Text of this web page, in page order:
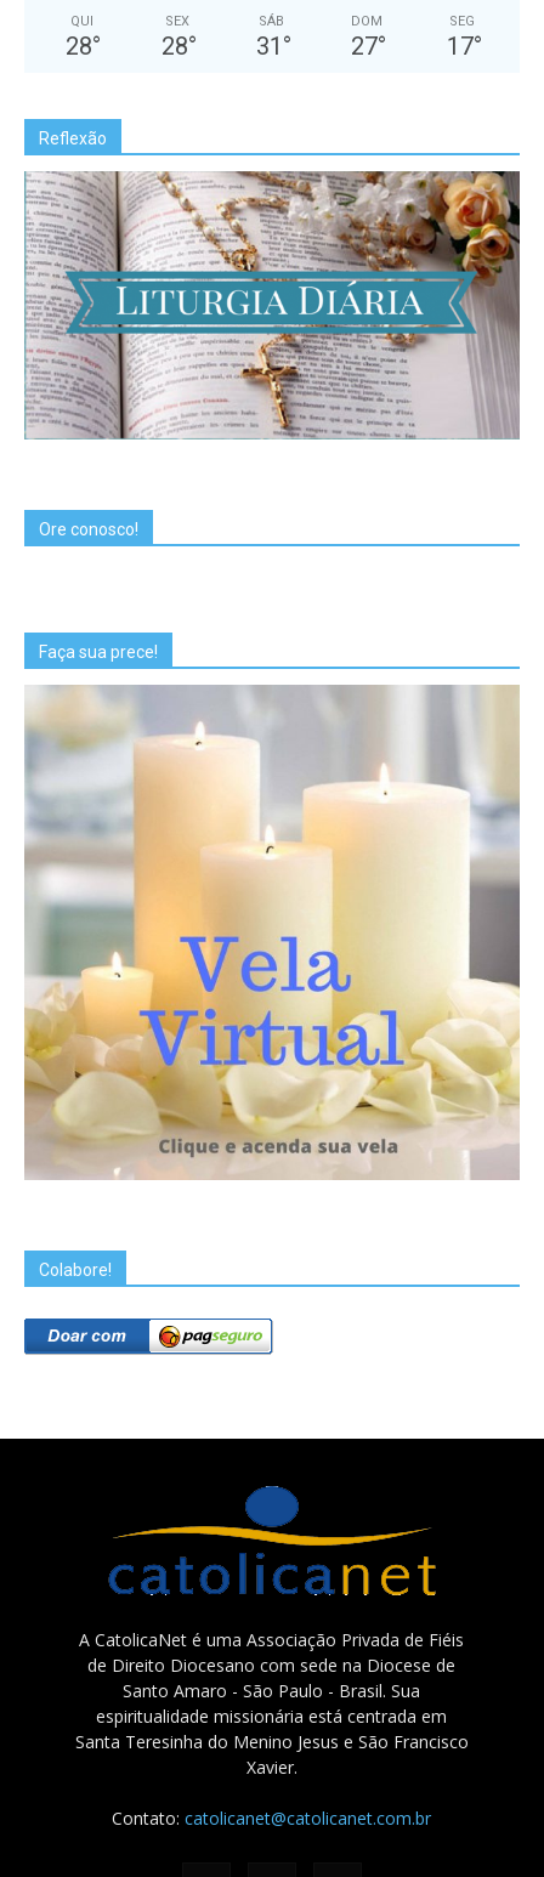
QUI
28°
SEX
28°
SÁB
31 °
DOM
27°
SEG
17°
Reflexão
Ore conosco!
Faça sua prece!
Colabore!
A CatolicaNet é uma Associação Privada de Fiéis
de Direito Diocesano com sede na Diocese de
Santo Amaro - São Paulo - Brasil. Sua
espiritualidade missionária está centrada em
Santa Teresinha do Menino Jesus e São Francisco
Xavier.
Contato:catolicanet@catolicanet.com.br